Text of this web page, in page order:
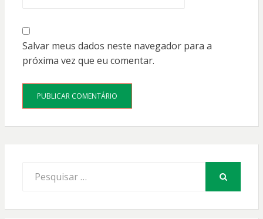
Salvar meus dados neste navegador para a
próxima vez que eu comentar.
por: